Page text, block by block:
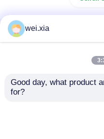
Startseite
Sitemap
QualitätAAC-Autoklav
wei.xia
Good day, what product
for?